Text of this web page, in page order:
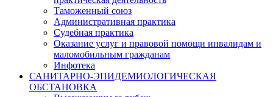
Таможенный союз
Административная практика
Судебная практика
Оказание услуг и правовой помощи инвалидам и
маломобильным гражданам
Инфотека
САНИТАРНО-ЭПИДЕМИОЛОГИЧЕСКАЯ
ОБСТАНОВКА